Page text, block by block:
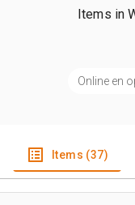
Items in
Online en
Items (37)